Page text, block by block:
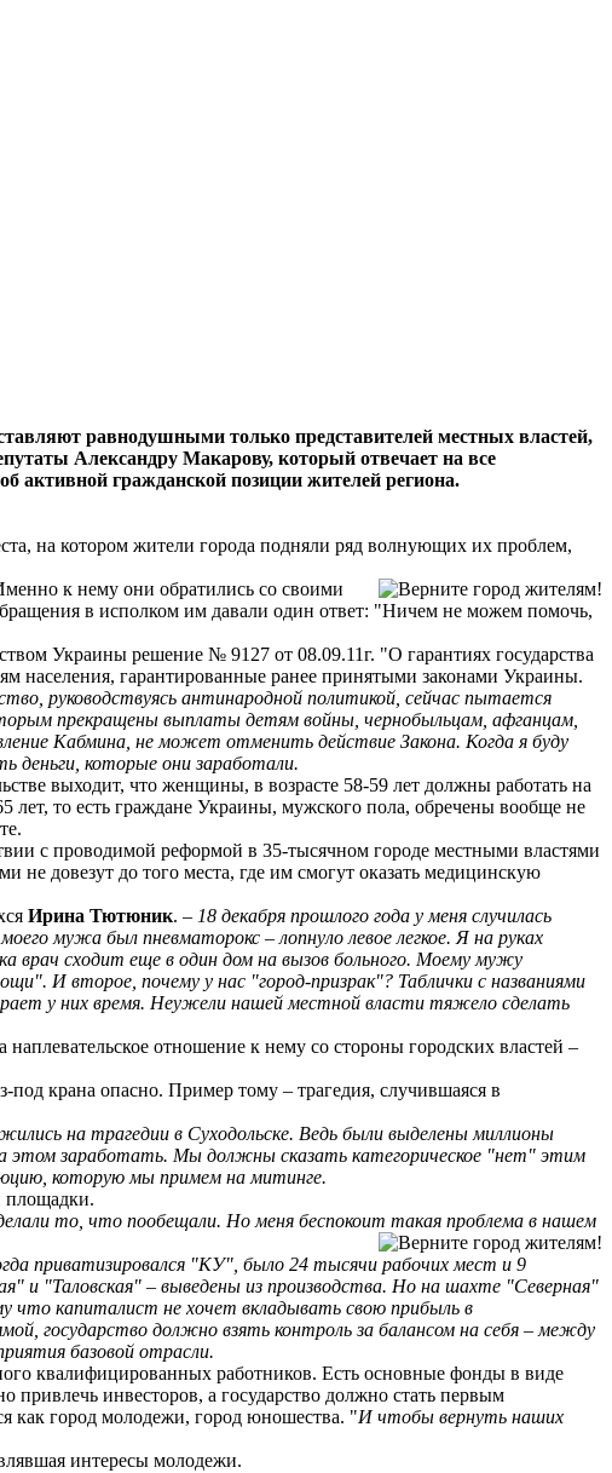
равнодушными только представителей местных властей,
Александру Макарову, который отвечает на все
активной гражданской позиции жителей региона.
на котором жители города подняли ряд волнующих их проблем,
к нему они обратились со своими
в исполком им давали один ответ: "Ничем не можем помочь,
Украины решение № 9127 от 08.09.11г. "О гарантиях государства
населения, гарантированные ранее принятыми законами Украины.
руководствуясь антинародной политикой, сейчас пытается
прекращены выплаты детям войны, чернобыльцам, афганцам,
Кабмина, не может отменить действие Закона. Когда я буду
которые они заработали.
выходит, что женщины, в возрасте 58-59 лет должны работать на
лет, то есть граждане Украины, мужского пола, обречены вообще не
с проводимой реформой в 35-тысячном городе местными властями
довезут до того места, где им смогут оказать медицинскую
Ирина Тютюник. – 18 декабря прошлого года у меня случилась
мужа был пневматорокс – лопнуло левое легкое. Я на руках
сходит еще в один дом на вызов больного. Моему мужу
И второе, почему у нас "город-призрак"? Таблички с названиями
у них время. Неужели нашей местной власти тяжело сделать
отношение к нему со стороны городских властей –
под крана опасно. Пример тому – трагедия, случившаяся в
на трагедии в Суходольске. Ведь были выделены миллионы
этом заработать. Мы должны сказать категорическое "нет" этим
которую мы примем на митинге.
площадки.
то, что пообещали. Но меня беспокоит такая проблема в нашем
приватизировался "КУ", было 24 тысячи рабочих мест и 9
и "Таловская" – выведены из производства. Но на шахте "Северная"
что капиталист не хочет вкладывать свою прибыль в
государство должно взять контроль за балансом на себя – между
базовой отрасли.
квалифицированных работников. Есть основные фонды в виде
инвесторов, а государство должно стать первым
как город молодежи, город юношества. "И чтобы вернуть наших
интересы молодежи.